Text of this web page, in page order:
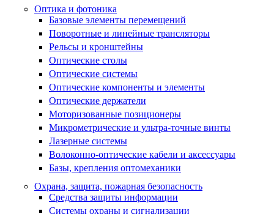
Оптика и фотоника
Базовые элементы перемещений
Поворотные и линейные трансляторы
Рельсы и кронштейны
Оптические столы
Оптические системы
Оптические компоненты и элементы
Оптические держатели
Моторизованные позиционеры
Микрометрические и ультра-точные винты
Лазерные системы
Волоконно-оптические кабели и аксессуары
Базы, крепления оптомеханики
Охрана, защита, пожарная безопасность
Средства защиты информации
Системы охраны и сигнализации